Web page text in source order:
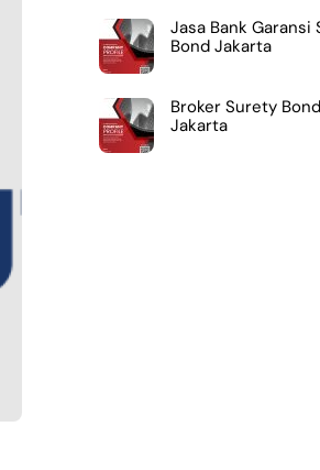
Jasa Bank Garansi
Bond Jakarta
Broker Surety Bond
Jakarta